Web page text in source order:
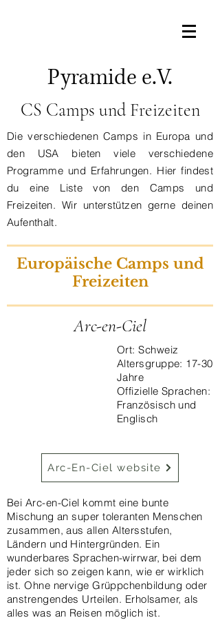
Pyramide e.V.
CS Camps und Freizeiten
Die verschiedenen Camps in Europa und
den USA bieten viele verschiedene
Programme und Erfahrungen. Hier findest
du eine Liste von den Camps und
Freizeiten. Wir unterstützen gerne deinen
Aufenthalt.
Europäische Camps und
Freizeiten
Arc-en-Ciel
Ort: Schweiz
Altersgruppe: 17-30
Jahre
Offizielle Sprachen:
Französisch und
Englisch
Arc-En-Ciel website
Bei Arc-en-Ciel kommt eine bunte
Mischung an super toleranten Menschen
zusammen, aus allen Altersstufen,
Ländern und Hintergründen. Ein
wunderbares Sprachen-wirrwar, bei dem
jeder sich so zeigen kann, wie er wirklich
ist. Ohne nervige Grüppchenbildung oder
anstrengendes Urteilen. Erholsamer, als
alles was an Reisen möglich ist.